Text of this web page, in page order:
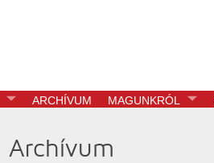
ARCHÍVUM MAGUNKRÓL
Archívum